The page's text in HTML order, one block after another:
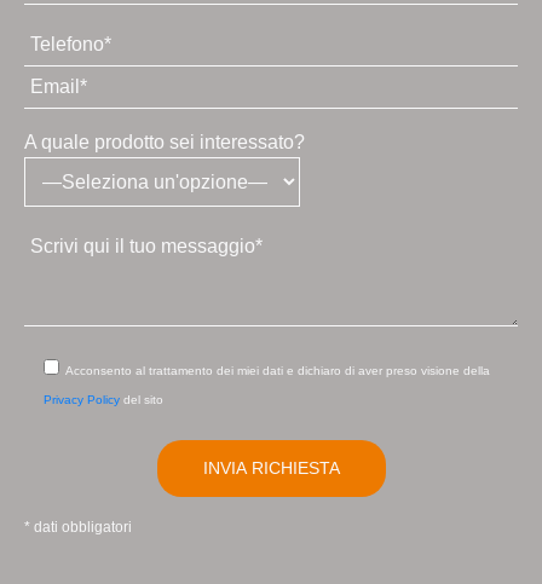
noi
A quale prodotto sei interessato?
Acconsento al trattamento dei miei dati e dichiaro di aver preso visione della
Privacy Policy del sito
* dati obbligatori